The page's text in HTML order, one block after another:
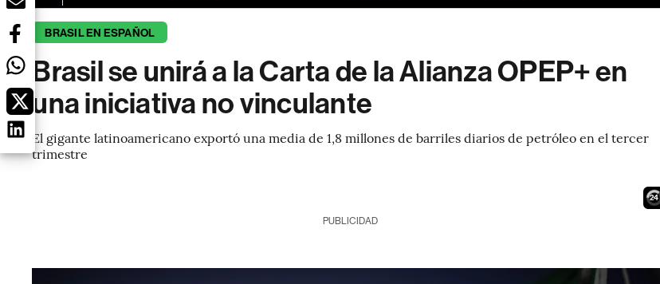
BRASIL EN ESPAÑOL
Brasil se unirá a la Carta de la Alianza OPEP+ en
una iniciativa no vinculante
El gigante latinoamericano exportó una media de 1,8 millones de barriles diarios de petróleo en el tercer
trimestre
23
PUBLICIDAD